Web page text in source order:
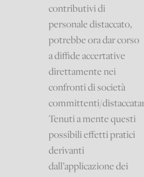
contributivi di
personale distaccato,
potrebbe ora dar corso
a diffide accertative
direttamente nei
confronti di società
committenti/
Tenuti a mente questi
possibili effetti pratici
derivanti
dall’applicazione dei